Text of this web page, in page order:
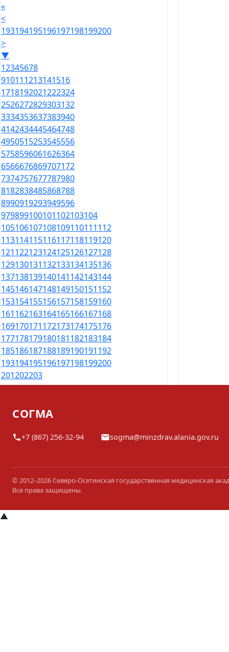
«
<
193194195196197198199200
>
▼
12345678
910111213141516
1718192021222324
2526272829303132
3334353637383940
4142434445464748
4950515253545556
5758596061626364
6566676869707172
7374757677787980
8182838485868788
8990919293949596
979899100101102103104
105106107108109110111112
113114115116117118119120
121122123124125126127128
129130131132133134135136
137138139140141142143144
145146147148149150151152
153154155156157158159160
161162163164165166167168
169170171172173174175176
177178179180181182183184
185186187188189190191192
193194195196197198199200
201202203
СОГМА
+7 (867) 256-32-94 sogma@minzdrav.alania.gov.ru
© 2012–2026 Северо-Осетинская государственная медицинская
Все права защищены.
▲